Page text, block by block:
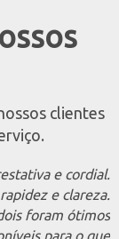
clientes
e cordial.
e clareza.
foram ótimos
para o que